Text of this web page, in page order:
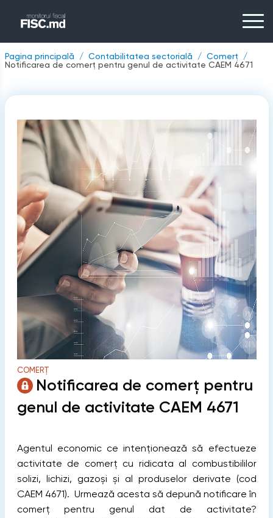
Pagina principală Contabilitatea sectorială
Comerț
Notificarea de comerț pentru genul de activitate CAEM 4671
COMERȚ
Notificarea de comerț pentru
genul de activitate CAEM 4671
Agentul economic ce intenționează să efectueze
activitate de comerț cu ridicata al combustibililor
solizi, lichizi, gazoși și al produselor derivate (cod
CAEM 4671). Urmează acesta să depună notificare în
comerț pentru genul dat de activitate?